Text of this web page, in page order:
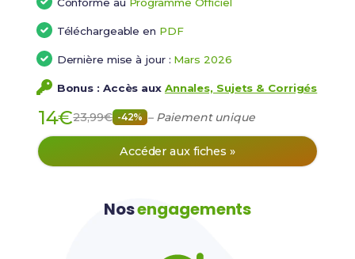
Téléchargeable en PDF
Dernière mise à jour : Mars 2026
Bonus : Accès aux Annales, Sujets & Corrigés
14€23,99€ -42% – Paiement unique
Accéder aux fiches »
Nosengagements